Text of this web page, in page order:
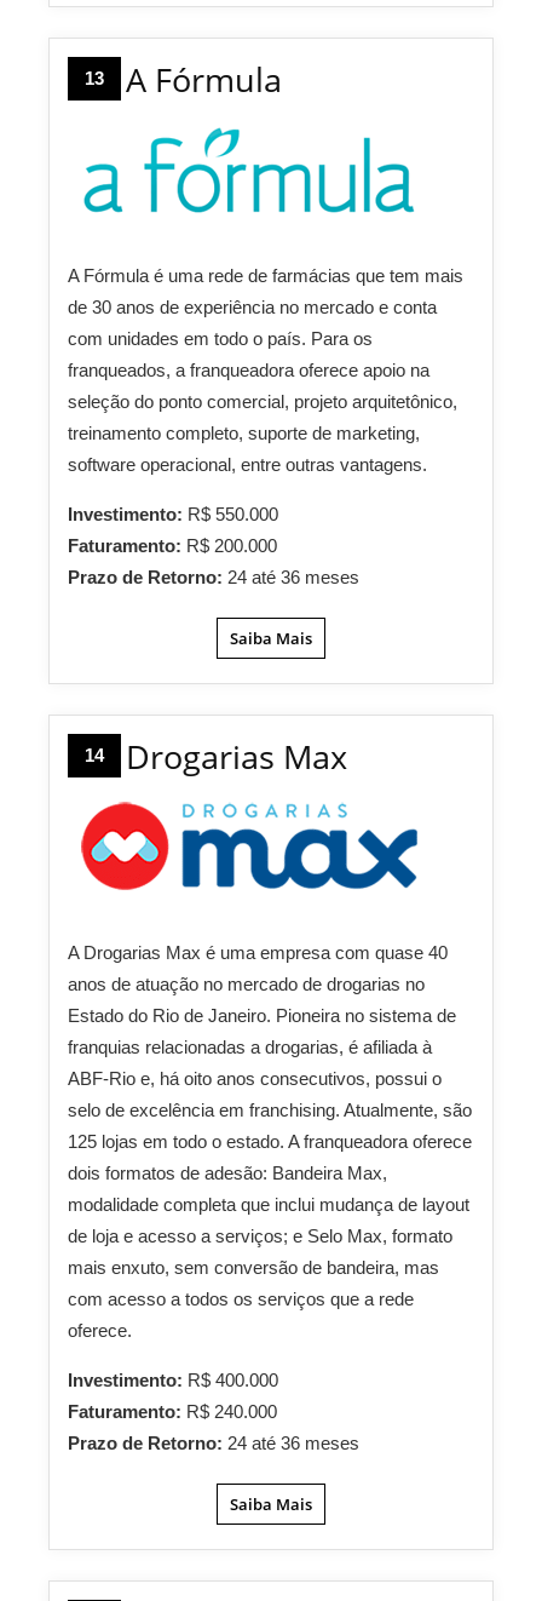
13 A Fórmula
A Fórmula é uma rede de farmácias que tem mais
de 30 anos de experiência no mercado e conta
com unidades em todo o país. Para os
franqueados, a franqueadora oferece apoio na
seleção do ponto comercial, projeto arquitetônico,
treinamento completo, suporte de marketing,
software operacional, entre outras vantagens.
Investimento: R$ 550.000
Faturamento: R$ 200.000
Prazo de Retorno: 24 até 36 meses
Saiba Mais
14 Drogarias Max
A Drogarias Max é uma empresa com quase 40
anos de atuação no mercado de drogarias no
Estado do Rio de Janeiro. Pioneira no sistema de
franquias relacionadas a drogarias, é afiliada à
ABF-Rio e, há oito anos consecutivos, possui o
selo de excelência em franchising. Atualmente, são
125 lojas em todo o estado. A franqueadora oferece
dois formatos de adesão: Bandeira Max,
modalidade completa que inclui mudança de layout
de loja e acesso a serviços; e Selo Max, formato
mais enxuto, sem conversão de bandeira, mas
com acesso a todos os serviços que a rede
oferece.
Investimento: R$ 400.000
Faturamento: R$ 240.000
Prazo de Retorno: 24 até 36 meses
Saiba Mais